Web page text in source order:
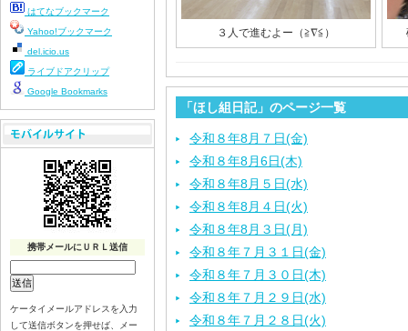
３人で進むよー（≧∇≦）
「ほし組日記」のページ一覧
令和８年8月７日(金)
令和８年8月6日(木)
令和８年8月５日(水)
令和８年8月４日(火)
令和８年8月３日(月)
令和８年７月３１日(金)
令和８年７月３０日(木)
令和８年７月２９日(水)
令和８年７月２８日(火)
はてなブックマーク
Yahoo!ブックマーク
del.icio.us
ライブドアクリップ
Google Bookmarks
携帯メールにＵＲＬ送信
ケータイメールアドレスを入力
して送信ボタンを押せば、メー